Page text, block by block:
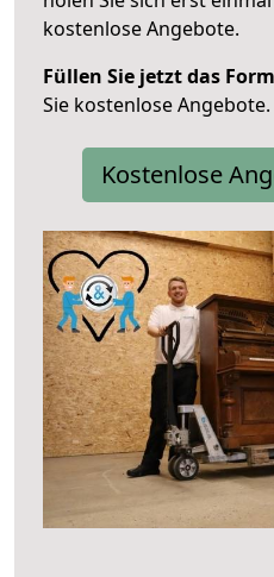
kostenlose Angebote.
Füllen Sie jetzt das
Sie kostenlose Angebote.
Kostenlose